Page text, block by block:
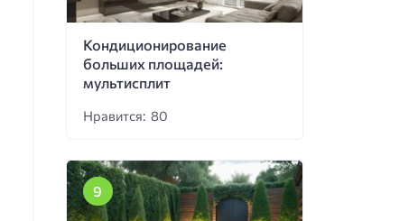
Кондиционирование
больших площадей:
мультисплит
Нравится: 80